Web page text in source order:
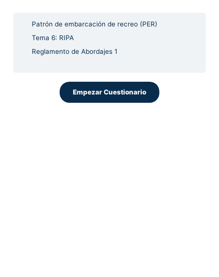
Patrón de embarcación de recreo (PER)
Tema 6: RIPA
Reglamento de Abordajes 1